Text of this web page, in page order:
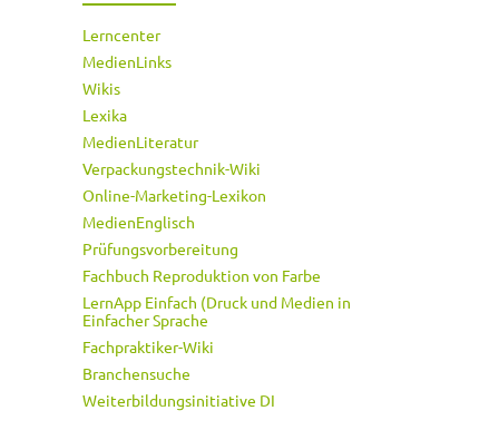
Lerncenter
MedienLinks
Wikis
Lexika
MedienLiteratur
Verpackungstechnik-Wiki
Online-Marketing-Lexikon
MedienEnglisch
Prüfungsvorbereitung
Fachbuch Reproduktion von Farbe
LernApp Einfach (Druck und Medien in
Einfacher Sprache
Fachpraktiker-Wiki
Branchensuche
Weiterbildungsinitiative DI